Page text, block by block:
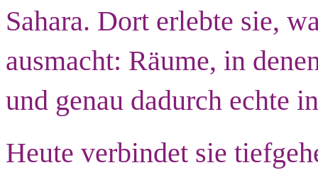
Sahara. Dort erlebte sie,
ausmacht: Räume, in
und genau dadurch echte
Heute verbindet sie